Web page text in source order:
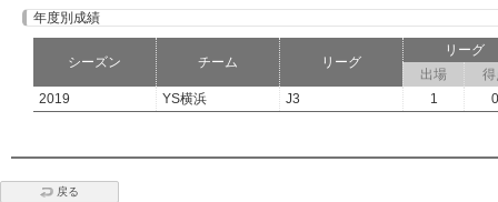
年度別成績
シーズン チーム リーグ
リーグ
出場
得
2019
YS横浜 J3 1 0
戻る